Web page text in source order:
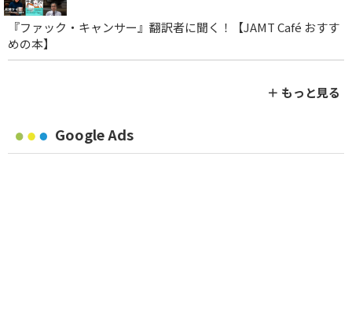
『ファック・キャンサー』翻訳者に聞く！【JAMT Café おすす
めの本】
＋ もっと見る
Google Ads